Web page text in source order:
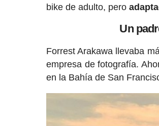
bike de adulto, pero
Un
Forrest Arakawa llevaba
empresa de fotografía.
en la Bahía de San